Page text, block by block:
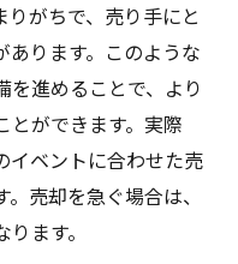
がちで、売り手にと
あります。このような
進めることで、より
とができます。実際
イベントに合わせた売
売却を急ぐ場合は、
ます。